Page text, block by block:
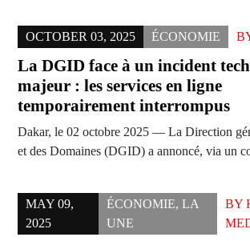
OCTOBER 03, 2025 ÉCONOMIE
La DGID face à un incident
majeur : les services en ligne
temporairement interrompus
Dakar, le 02 octobre 2025 — La Direction
et des Domaines (DGID) a annoncé, via un
MAY 09,
2025
ÉCONOMIE, LA
UNE
BY